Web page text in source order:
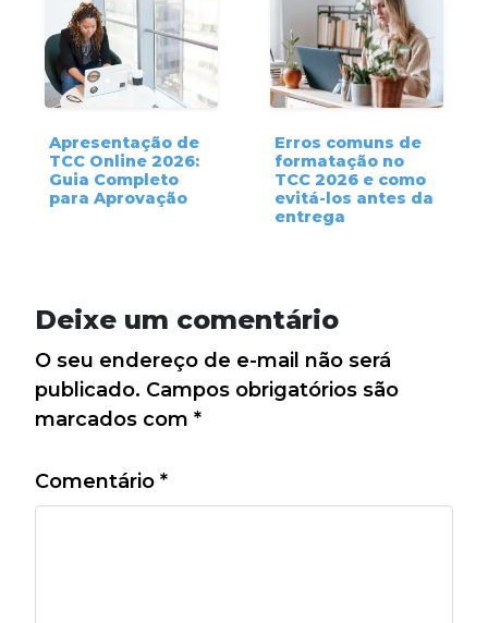
Apresentação de
TCC Online 2026:
Guia Completo
para Aprovação
Erros comuns de
formatação no
TCC 2026 e como
evitá-los antes da
entrega
Deixe um comentário
O seu endereço de e-mail não será
publicado. Campos obrigatórios são
marcados com *
Comentário *